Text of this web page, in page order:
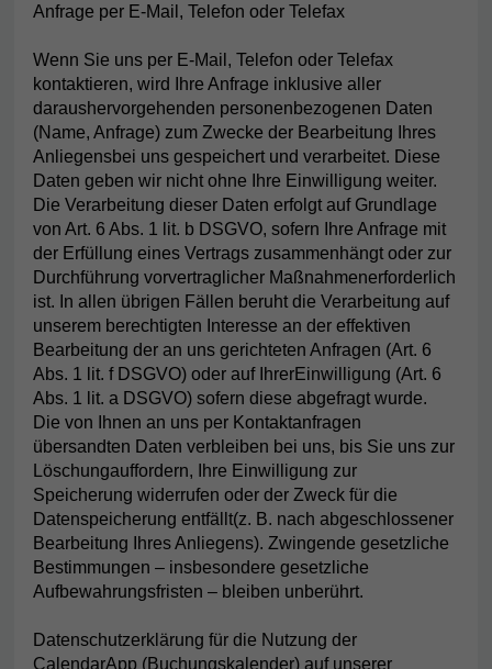
Anfrage per E-Mail, Telefon oder Telefax
Wenn Sie uns per E-Mail, Telefon oder Telefax
kontaktieren, wird Ihre Anfrage inklusive aller
daraushervorgehenden personenbezogenen Daten
(Name, Anfrage) zum Zwecke der Bearbeitung Ihres
Anliegensbei uns gespeichert und verarbeitet. Diese
Daten geben wir nicht ohne Ihre Einwilligung weiter.
Die Verarbeitung dieser Daten erfolgt auf Grundlage
von Art. 6 Abs. 1 lit. b DSGVO, sofern Ihre Anfrage mit
der Erfüllung eines Vertrags zusammenhängt oder zur
Durchführung vorvertraglicher Maßnahmenerforderlich
ist. In allen übrigen Fällen beruht die Verarbeitung auf
unserem berechtigten Interesse an der effektiven
Bearbeitung der an uns gerichteten Anfragen (Art. 6
Abs. 1 lit. f DSGVO) oder auf IhrerEinwilligung (Art. 6
Abs. 1 lit. a DSGVO) sofern diese abgefragt wurde.
Die von Ihnen an uns per Kontaktanfragen
übersandten Daten verbleiben bei uns, bis Sie uns zur
Löschungauffordern, Ihre Einwilligung zur
Speicherung widerrufen oder der Zweck für die
Datenspeicherung entfällt(z. B. nach abgeschlossener
Bearbeitung Ihres Anliegens). Zwingende gesetzliche
Bestimmungen – insbesondere gesetzliche
Aufbewahrungsfristen – bleiben unberührt.
Datenschutzerklärung für die Nutzung der
CalendarApp (Buchungskalender) auf unserer